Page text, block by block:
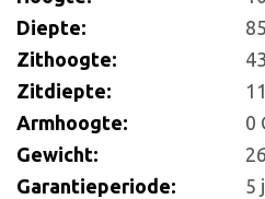
Diepte:
Zithoogte:
Zitdiepte:
Armhoogte:
0
Gewicht:
Garantieperiode:
5